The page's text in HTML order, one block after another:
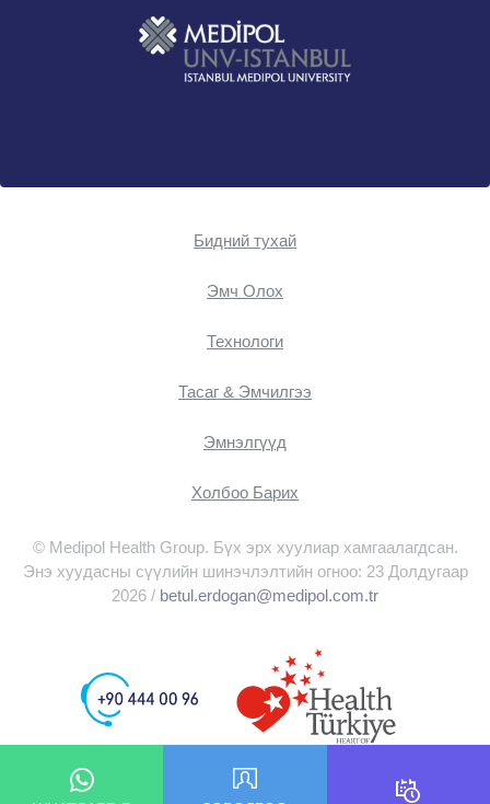
Бидний тухай
Эмч Oлох
Технологи
Тасаг & Эмчилгээ
Эмнэлгүүд
Холбоо Барих
© Medipol Health Group. Бүх эрх хуулиар хамгаалагдсан.
Энэ хуудасны сүүлийн шинэчлэлтийн огноо: 23 Долдугаар
2026 / betul.erdogan@medipol.com.tr